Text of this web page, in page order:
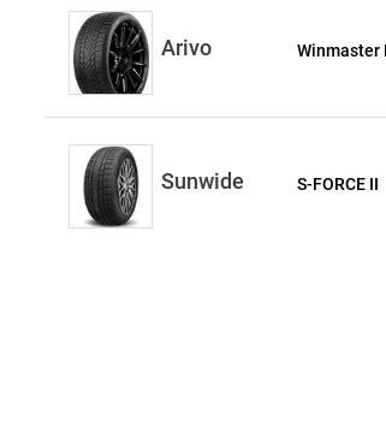
Arivo Winmaster
Sunwide S-FORCE II